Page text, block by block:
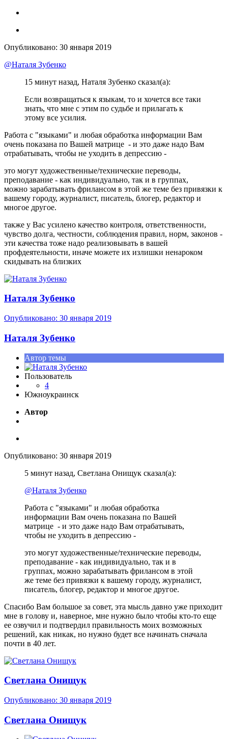
Опубликовано: 30 января 2019
@Наталя Зубенко
15 минут назад, Наталя Зубенко сказал(а):
Если возвращаться к языкам, то и хочется все таки
знать, что мне с этим по судьбе и прилагать к
этому все усилия.
Работа с "языками" и любая обработка информации Вам
очень показана по Вашей матрице - и это даже надо Вам
отрабатывать, чтобы не уходить в депрессию -
это могут художественные/технические переводы,
преподавание - как индивидуально, так и в группах,
можно зарабатывать фрилансом в этой же теме без привязки к
вашему городу, журналист, писатель, блогер, редактор и
многое другое.
также у Вас усилено качество контроля, ответственности,
чувство долга, честности, соблюдения правил, норм, законов -
эти качества тоже надо реализовывать в вашей
профдеятельности, иначе можете их излишки ненароком
скидывать на близких
Наталя Зубенко
Опубликовано: 30 января 2019
Наталя Зубенко
Автор темы
Пользователь
4
Южноукраинск
Автор
Опубликовано: 30 января 2019
5 минут назад, Светлана Онищук сказал(а):
@Наталя Зубенко
Работа с "языками" и любая обработка
информации Вам очень показана по Вашей
матрице - и это даже надо Вам отрабатывать,
чтобы не уходить в депрессию -
это могут художественные/технические переводы,
преподавание - как индивидуально, так и в
группах, можно зарабатывать фрилансом в этой
же теме без привязки к вашему городу, журналист,
писатель, блогер, редактор и многое другое.
Спасибо Вам большое за совет, эта мысль давно уже приходит
мне в голову и, наверное, мне нужно было чтобы кто-то еще
ее озвучил и подтвердил правильность моих возможных
решений, как никак, но нужно будет все начинать сначала
почти в 40 лет.
Светлана Онищук
Опубликовано: 30 января 2019
Светлана Онищук